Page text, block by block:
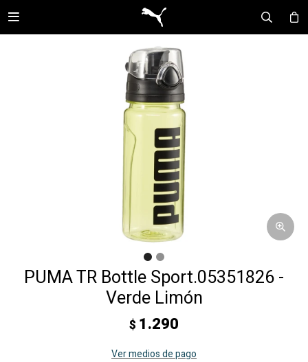

PUMA TR Bottle Sport.05351826 -
Verde Limón
$ 1.290
Ver medios de pago